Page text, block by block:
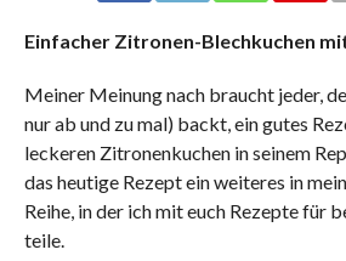
Einfacher Zitronen-Blechkuchen
Meiner Meinung nach braucht jeder,
nur ab und zu mal) backt, ein gutes
leckeren Zitronenkuchen in seinem
das heutige Rezept ein weiteres in
Reihe, in der ich mit euch Rezepte für
teile.